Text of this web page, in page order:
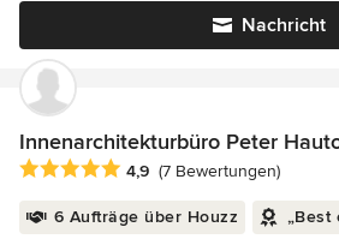
Nachricht
Innenarchitekturbüro Peter
Durchschnittliche Bewertung: 4.9 von
4,9 (7 Bewertungen)
6 Aufträge über Houzz „Best